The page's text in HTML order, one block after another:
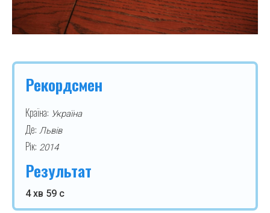
Рекордсмен
Країна: Україна
Де: Львів
Рік: 2014
Результат
4 хв 59 с